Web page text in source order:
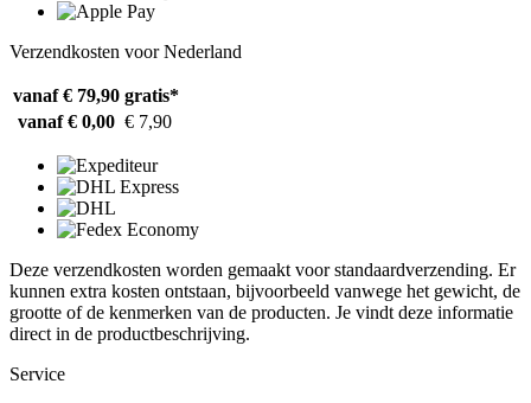
Verzendkosten voor Nederland
vanaf € 79,90 gratis*
vanaf € 0,00 € 7,90
Deze verzendkosten worden gemaakt voor standaardverzending. Er
kunnen extra kosten ontstaan, bijvoorbeeld vanwege het gewicht, de
grootte of de kenmerken van de producten. Je vindt deze informatie
direct in de productbeschrijving.
Service